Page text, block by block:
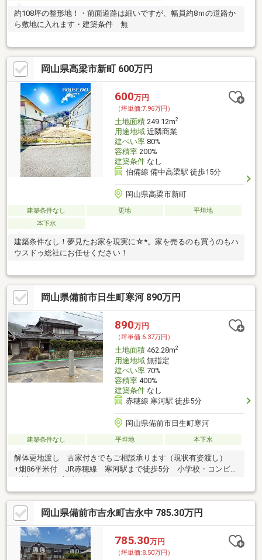
約108坪の整形地！・前面道路は細いですが、幅員約8ｍの道路か
ら敷地に入れます・建築条件 無
岡山県高梁市新町 600万円
600万円
（坪単価:7.96万円）
土地面積249.12m2
用途地域近隣商業
建ぺい率80%
容積率200%
建築条件なし
伯備線 備中高梁駅 徒歩15分
岡山県高梁市新町
建築条件なし 更地
平坦地
本下水
建築条件なし！夢見たお家を現実に☆*。家を売るのも買うのもハ
ウスドゥ総社にお任せください！
岡山県備前市日生町寒河 890万円
890万円
（坪単価:6.37万円）
土地面積462.28m2
用途地域無指定
建ぺい率70%
容積率400%
建築条件なし
赤穂線 寒河駅 徒歩5分
岡山県備前市日生町寒河
建築条件なし 平坦地 本下水
解体更地渡し 古家付きでもご相談承ります（現状有姿渡し）
+畑86平米付 JR赤穂線 寒河駅まで徒歩5分 小学校・コンビニ
も近くにあり生活至便
岡山県備前市吉永町吉永中 785.30万円
785.30万円
（坪単価:8.50万円）